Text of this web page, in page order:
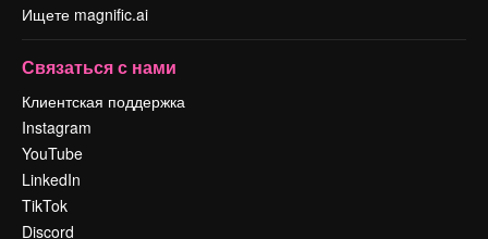
Ищете magnific.ai
Связаться с нами
Клиентская поддержка
Instagram
YouTube
LinkedIn
TikTok
Discord